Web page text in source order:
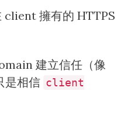
擁有的 HTTPS
建立信任（像
是相信 client